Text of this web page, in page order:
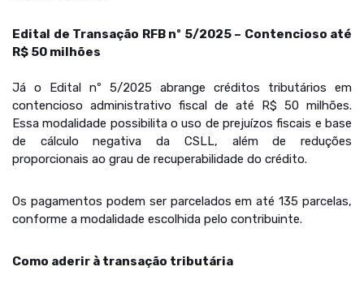
Edital de Transação RFB nº 5/2025 – Contencioso até
R$ 50 milhões
Já o Edital nº 5/2025 abrange créditos tributários em
contencioso administrativo fiscal de até R$ 50 milhões.
Essa modalidade possibilita o uso de prejuízos fiscais e base
de cálculo negativa da CSLL, além de reduções
proporcionais ao grau de recuperabilidade do crédito.
Os pagamentos podem ser parcelados em até 135 parcelas,
conforme a modalidade escolhida pelo contribuinte.
Como aderir à transação tributária